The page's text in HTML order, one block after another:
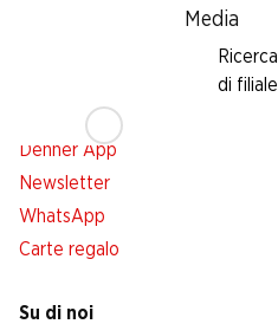
Media
Ricerca
di filiale
Abbonatevi al settimanale
Lista della spesa
Denner App
Newsletter
WhatsApp
Carte regalo
Su di noi